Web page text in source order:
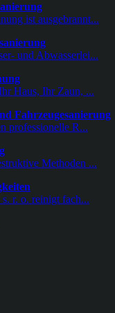
ist ausgebrannt...
und Abwasserlei...
Haus, Ihr Zaun, ...
Fahrzeugesanierung
professionelle R...
Methoden ...
r. o. reinigt fach...